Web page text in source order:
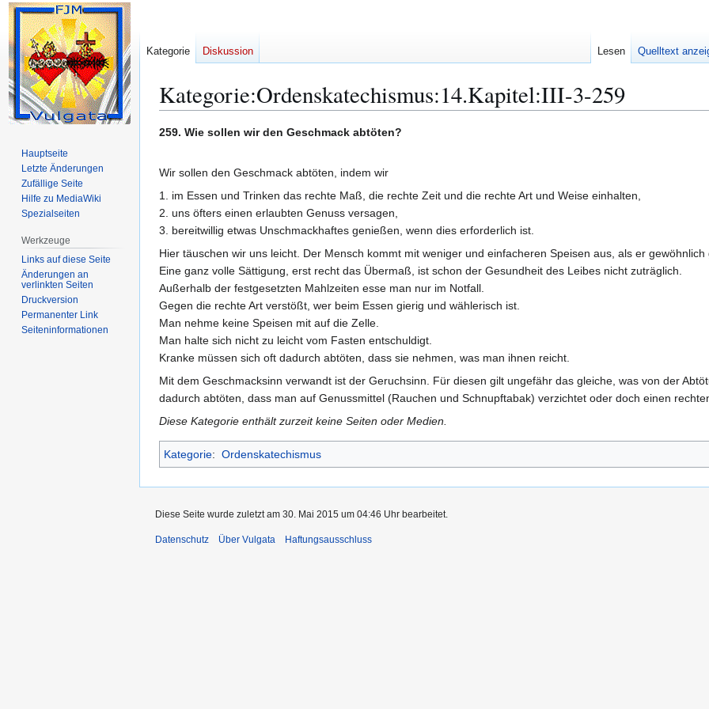
Kategorie:Ordenskatechismus:14.Kapitel:III-3-259
Zur
springen
Zur
springen
259. Wie sollen wir den Geschmack abtöten?
Wir sollen den Geschmack abtöten, indem wir
1. im Essen und Trinken das rechte Maß, die rechte Zeit und die rechte Art und Weise einhalten,
2. uns öfters einen erlaubten Genuss versagen,
3. bereitwillig etwas Unschmackhaftes genießen, wenn dies erforderlich ist.
Hier täuschen wir uns leicht. Der Mensch kommt mit weniger und einfacheren Speisen aus, als er gewöhnlich
Eine ganz volle Sättigung, erst recht das Übermaß, ist schon der Gesundheit des Leibes nicht zuträglich.
Außerhalb der festgesetzten Mahlzeiten esse man nur im Notfall.
Gegen die rechte Art verstößt, wer beim Essen gierig und wählerisch ist.
Man nehme keine Speisen mit auf die Zelle.
Man halte sich nicht zu leicht vom Fasten entschuldigt.
Kranke müssen sich oft dadurch abtöten, dass sie nehmen, was man ihnen reicht.
Mit dem Geschmacksinn verwandt ist der Geruchsinn. Für diesen gilt ungefähr das gleiche, was von der
dadurch abtöten, dass man auf Genussmittel (Rauchen und Schnupftabak) verzichtet oder doch einen
Diese Kategorie enthält zurzeit keine Seiten oder Medien.
Kategorie: Ordenskatechismus
Kategorie Diskussion Lesen Quelltext
Hauptseite
Letzte Änderungen
Zufällige Seite
Hilfe zu MediaWiki
Spezialseiten
Werkzeuge
Links auf diese Seite
Änderungen an
verlinkten Seiten
Druckversion
Permanenter Link
Seiten­­informationen
Diese Seite wurde zuletzt am 30. Mai 2015 um 04:46 Uhr bearbeitet.
Datenschutz Über Vulgata Haftungsausschluss